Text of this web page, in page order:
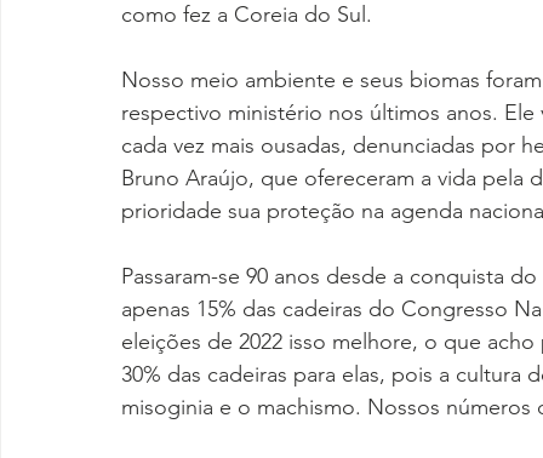
como fez a Coreia do Sul.
Nosso meio ambiente e seus biomas
respectivo ministério nos últimos anos.
cada vez mais ousadas, denunciadas por
Bruno Araújo, que ofereceram a vida pela
prioridade sua proteção na agenda
Passaram-se 90 anos desde a conquista
apenas 15% das cadeiras do Congresso
eleições de 2022 isso melhore, o que
30% das cadeiras para elas, pois a
misoginia e o machismo. Nossos